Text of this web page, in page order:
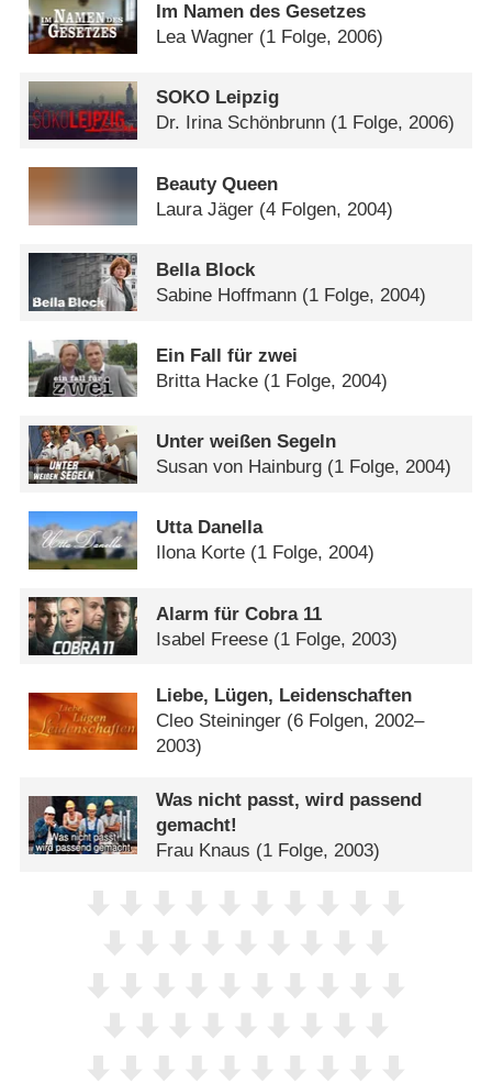
Im Namen des Gesetzes
Lea Wagner (1 Folge, 2006)
SOKO Leipzig
Dr. Irina Schönbrunn (1 Folge, 2006)
Beauty Queen
Laura Jäger (4 Folgen, 2004)
Bella Block
Sabine Hoffmann (1 Folge, 2004)
Ein Fall für zwei
Britta Hacke (1 Folge, 2004)
Unter weißen Segeln
Susan von Hainburg (1 Folge, 2004)
Utta Danella
Ilona Korte (1 Folge, 2004)
Alarm für Cobra 11
Isabel Freese (1 Folge, 2003)
Liebe, Lügen, Leidenschaften
Cleo Steininger (6 Folgen, 2002–
2003)
Was nicht passt, wird passend
gemacht!
Frau Knaus (1 Folge, 2003)